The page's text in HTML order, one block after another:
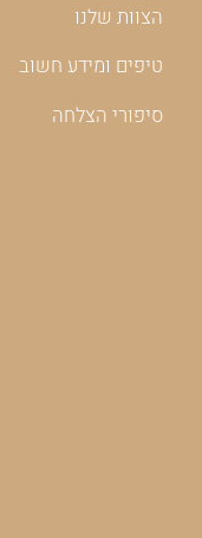
הצוות שלנו
טיפים ומידע חשוב
סיפורי הצלחה